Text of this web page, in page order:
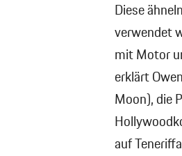
Diese
verwendet
mit Motor
erklärt
Moon), die
auf